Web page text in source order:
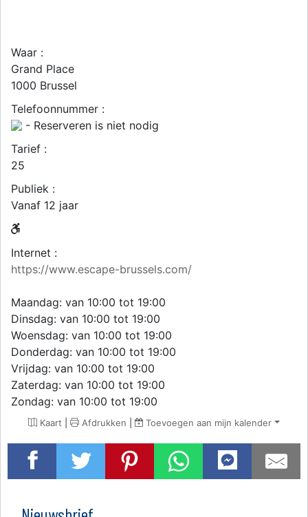
Waar :
Grand Place
1000 Brussel
Telefoonnummer :
- Reserveren is niet nodig
Tarief :
25
Publiek :
Vanaf 12 jaar
Internet :
https://www.escape-brussels.com/
Maandag: van 10:00 tot 19:00
Dinsdag: van 10:00 tot 19:00
Woensdag: van 10:00 tot 19:00
Donderdag: van 10:00 tot 19:00
Vrijdag: van 10:00 tot 19:00
Zaterdag: van 10:00 tot 19:00
Zondag: van 10:00 tot 19:00
Kaart | Afdrukken | Toevoegen aan mijn kalender